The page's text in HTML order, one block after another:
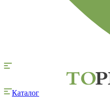
Каталог